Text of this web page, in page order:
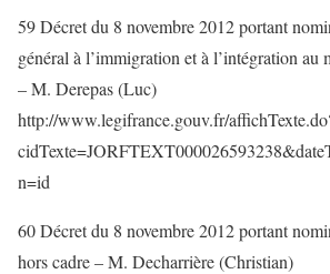
59 Décret du 8 novembre 2012 portant
général à l’immigration et à l’intégration au
– M. Derepas (Luc)
http://www.legifrance.gouv.fr/
n=id
60 Décret du 8 novembre 2012 portant
hors cadre – M. Decharrière (Christian)